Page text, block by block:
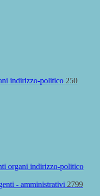
indirizzo-politico 250
organi indirizzo-politico
- amministrativi 2799